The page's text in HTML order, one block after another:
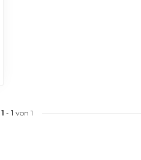
1 - 1 von 1